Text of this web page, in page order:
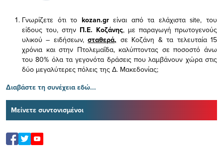
Γνωρίζετε ότι το kozan.gr είναι από τα ελάχισταsite, του
είδους του, στην Π.Ε. Κοζάνης, με παραγωγή πρωτογενούς
υλικού – ειδήσεων,σταθερά, σε Κοζάνη & τα τελευταία 15
χρόνια και στην Πτολεμαΐδα, καλύπτοντας σε ποσοστό άνω
του 80% όλα τα γεγονότα δράσεις που λαμβάνουν χώρα στις
δύο μεγαλύτερες πόλεις της Δ. Μακεδονίας;
Διαβάστε τη συνέχεια εδώ...
Μείνετε συντονισμένοι